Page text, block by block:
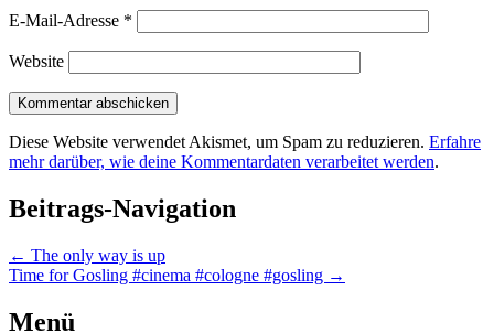
E-Mail-Adresse *
Website
Diese Website verwendet Akismet, um Spam zu reduzieren. Erfahre
mehr darüber, wie deine Kommentardaten verarbeitet werden.
Beitrags-Navigation
← The only way is up
Time for Gosling #cinema #cologne #gosling →
Menü